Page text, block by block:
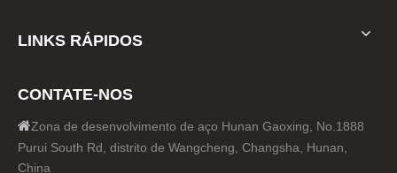
LINKS RÁPIDOS
CONTATE-NOS
Zona de desenvolvimento de aço Hunan Gaoxing, No.1888
Purui South Rd, distrito de Wangcheng, Changsha, Hunan,
China